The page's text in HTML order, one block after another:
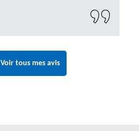
Voir tous mes avis